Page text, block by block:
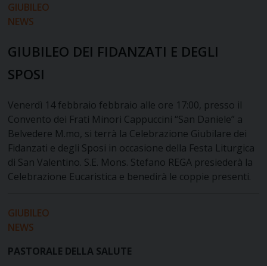
GIUBILEO
NEWS
GIUBILEO DEI FIDANZATI E DEGLI
SPOSI
Venerdì 14 febbraio febbraio alle ore 17:00, presso il
Convento dei Frati Minori Cappuccini “San Daniele” a
Belvedere M.mo, si terrà la Celebrazione Giubilare dei
Fidanzati e degli Sposi in occasione della Festa Liturgica
di San Valentino. S.E. Mons. Stefano REGA presiederà la
Celebrazione Eucaristica e benedirà le coppie presenti.
GIUBILEO
NEWS
PASTORALE DELLA SALUTE